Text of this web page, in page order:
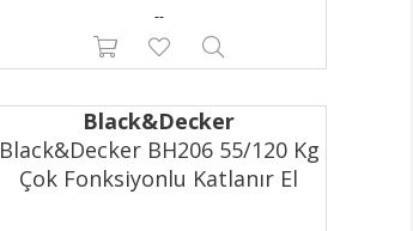
--
Black&Decker
Black&Decker BH206 55/120 Kg
Çok Fonksiyonlu Katlanır El